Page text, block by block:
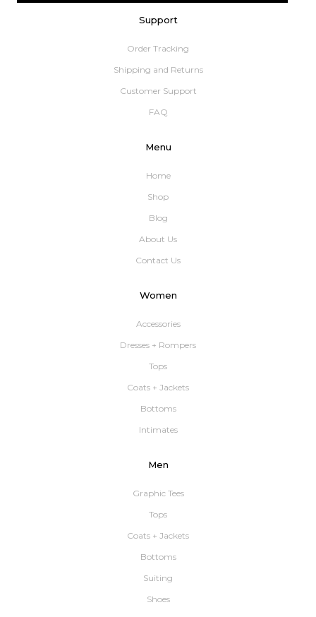
Support
Order Tracking
Shipping and Returns
Customer Support
FAQ
Menu
Home
Shop
Blog
About Us
Contact Us
Women
Accessories
Dresses + Rompers
Tops
Coats + Jackets
Bottoms
Intimates
Men
Graphic Tees
Tops
Coats + Jackets
Bottoms
Suiting
Shoes